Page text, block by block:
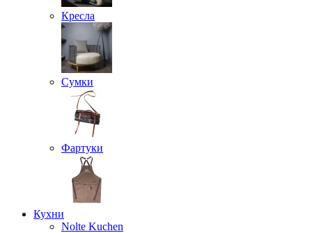
Кресла
Сумки
Фартуки
Кухни
Nolte Kuchen